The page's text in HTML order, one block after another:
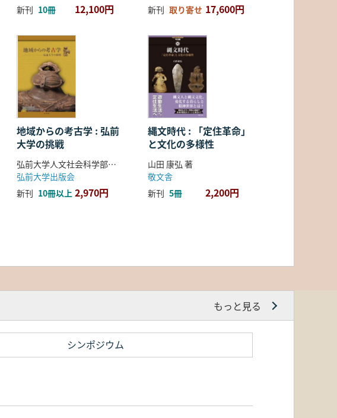
新刊 10冊 12,100円
新刊 取り寄せ 17,600円
地域からの考古学 : 弘前
大学の挑戦
弘前大学人文社会科学部北日本考古学研究センター 編
弘前大学出版会
新刊 10冊以上 2,970円
縄文時代 : 「定住革命」
と文化の多様性
山田 康弘 著
敬文舎
新刊 5冊 2,200円
もっと見る
シンポジウム